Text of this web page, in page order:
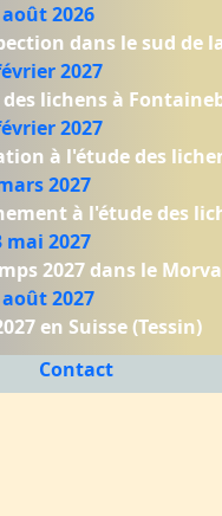
2026
dans le sud de
2027
lichens à
2027
à l'étude des
2027
à l'étude des
mai 2027
2027 dans le
2027
en Suisse (Tessin)
Contact